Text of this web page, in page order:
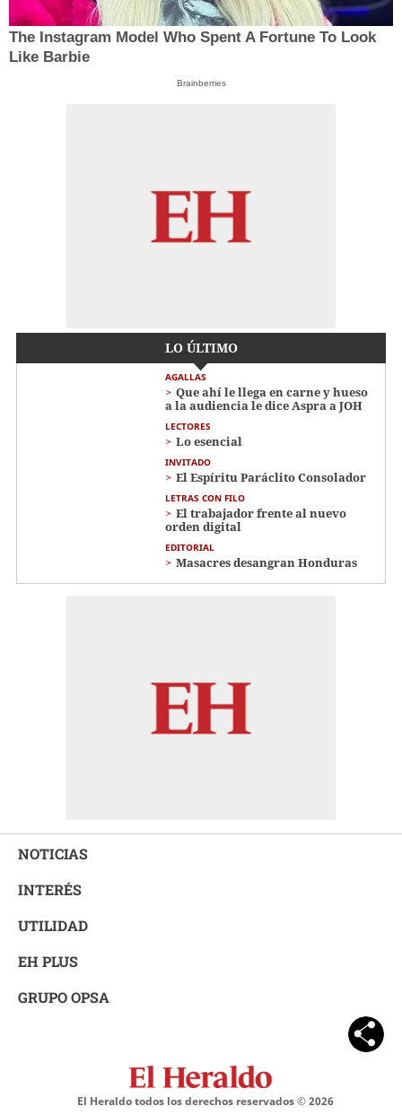
The Instagram Model Who Spent A Fortune To Look
Like Barbie
Brainberries
LO ÚLTIMO
AGALLAS
Que ahí le llega en carne y hueso
a la audiencia le dice Aspra a JOH
LECTORES
Lo esencial
INVITADO
El Espíritu Paráclito Consolador
LETRAS CON FILO
El trabajador frente al nuevo
orden digital
EDITORIAL
Masacres desangran Honduras
NOTICIAS
INTERÉS
UTILIDAD
EH PLUS
GRUPO OPSA
El Heraldo todos los derechos reservados ©2026